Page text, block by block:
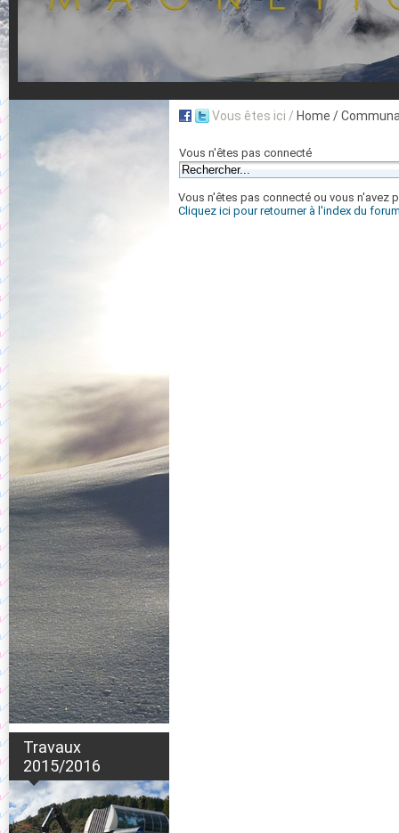
Travaux
2015/2016
Vous êtes ici / Home /
Vous n'êtes pas connecté
Vous n'êtes pas connecté ou vous n'avez
Cliquez ici pour retourner à l'index du